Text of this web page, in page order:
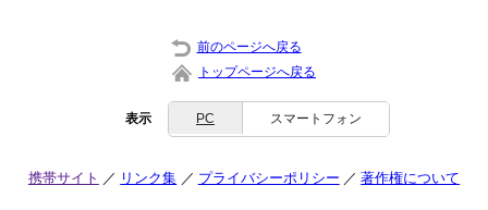
前のページへ戻る
トップページへ戻る
表示 PC スマートフォン
携帯サイト リンク集 プライバシーポリシー 著作権について